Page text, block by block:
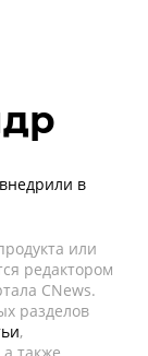
в
или
редактором
CNews.
разделов
,